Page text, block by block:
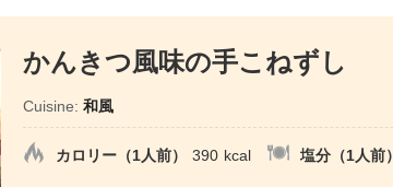
かんきつ風味の手こねずし
Cuisine: 和風
カロリー（1人前） 390 kcal 塩分（1人前）